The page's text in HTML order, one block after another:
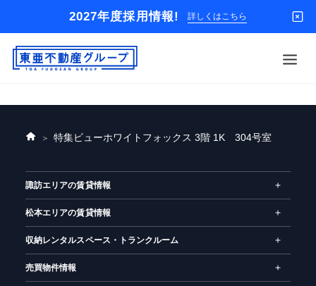
2027年度採用情報! 詳しくはこちら
買う
オーナー様
入居者様専用
解約のお申込み
企業情報
ホ
特集ビューホワイトフォックス 3階 1K 304号室
諏訪エリアの賃貸情報
松本エリアの賃貸情報
収納レンタルスペース・トランクルーム
売買物件情報